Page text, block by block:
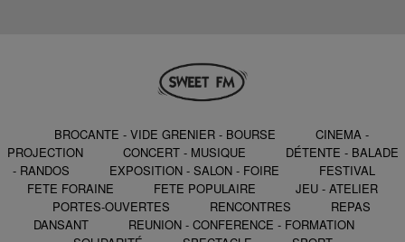
BROCANTE - VIDE GRENIER - BOURSE
CINEMA -
PROJECTION
CONCERT - MUSIQUE
DÉTENTE - BALADE
- RANDOS
EXPOSITION - SALON - FOIRE
FESTIVAL
FETE FORAINE
FETE POPULAIRE
JEU - ATELIER
PORTES-OUVERTES
RENCONTRES
REPAS
DANSANT
REUNION - CONFERENCE - FORMATION